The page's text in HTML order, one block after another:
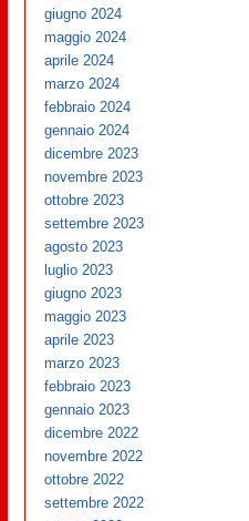
giugno 2024
maggio 2024
aprile 2024
marzo 2024
febbraio 2024
gennaio 2024
dicembre 2023
novembre 2023
ottobre 2023
settembre 2023
agosto 2023
luglio 2023
giugno 2023
maggio 2023
aprile 2023
marzo 2023
febbraio 2023
gennaio 2023
dicembre 2022
novembre 2022
ottobre 2022
settembre 2022